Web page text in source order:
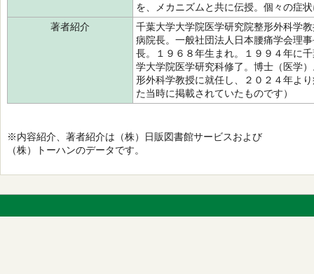
を、メカニズムと共に伝授。個々の症
著者紹介
千葉大学大学院医学研究院整形外科学
病院長。一般社団法人日本腰痛学会理
長。１９６８年生まれ。１９９４年に
学大学院医学研究科修了。博士（医学
形外科学教授に就任し、２０２４年よ
た当時に掲載されていたものです）
※内容紹介、著者紹介は（株）日販図書館サービスおよび
（株）トーハンのデータです。